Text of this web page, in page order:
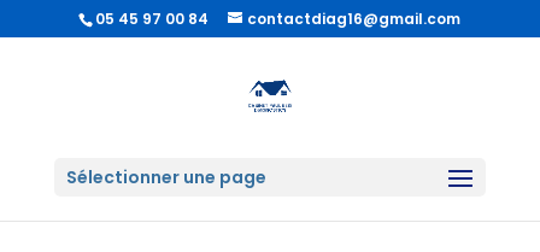
05 45 97 00 84 contactdiag16@gmail.com
Sélectionner une page